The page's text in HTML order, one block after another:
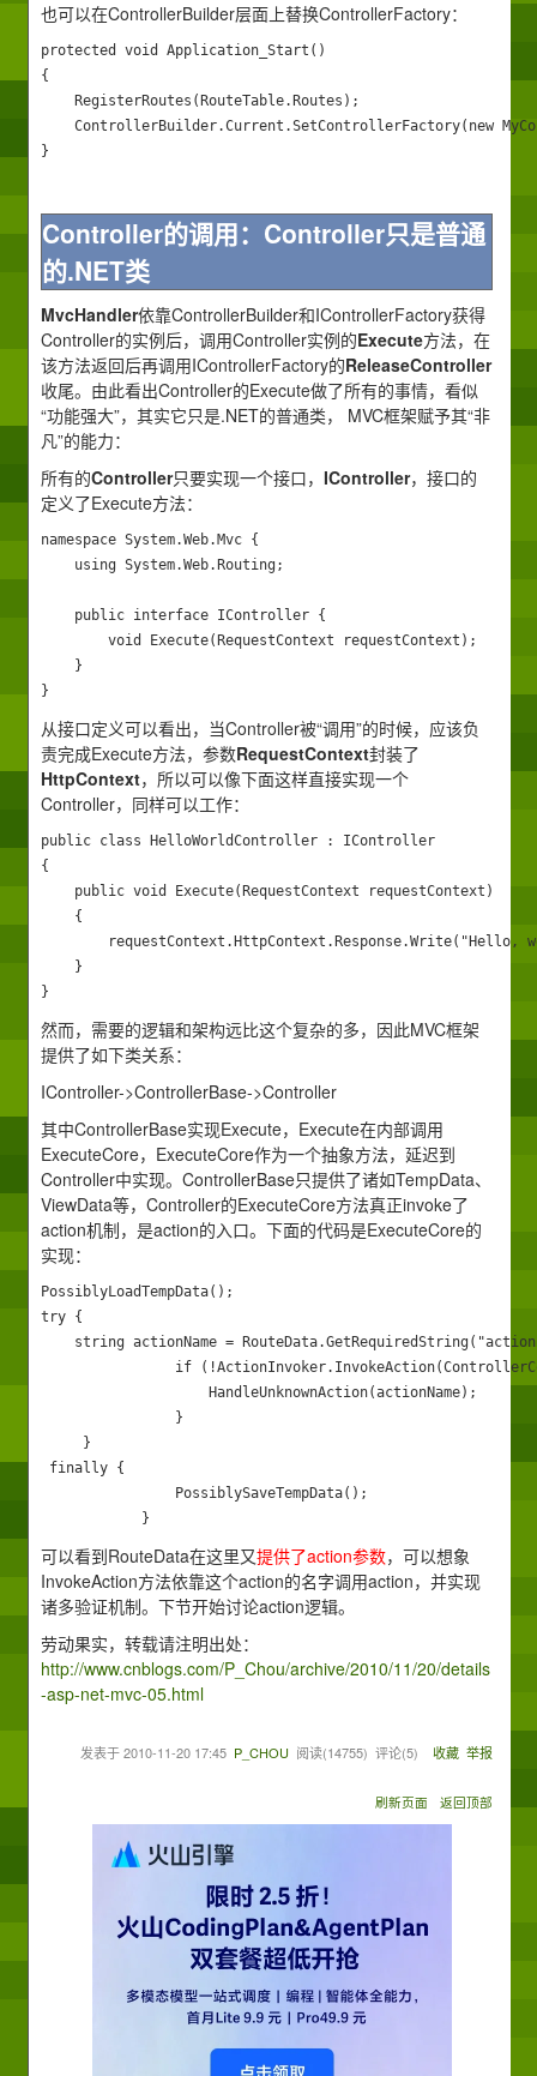
也可以在ControllerBuilder层面上替换ControllerFactory：
protected void Application_Start()
{
    RegisterRoutes(RouteTable.Routes);
ControllerBuilder.Current.SetControllerFactory(new
}
Controller的调用：Controller只是普通
的.NET类
MvcHandler依靠ControllerBuilder和IControllerFactory获得
Controller的实例后，调用Controller实例的Execute方法，在
该方法返回后再调用IControllerFactory的ReleaseController
收尾。由此看出Controller的Execute做了所有的事情，看似
“功能强大”，其实它只是.NET的普通类， MVC框架赋予其“非
凡”的能力：
所有的Controller只要实现一个接口， IController，接口的
定义了Execute方法：
namespace System.Web.Mvc {
    using System.Web.Routing;
    public interface IController {
        void Execute(RequestContext requestContext);
    }
}
从接口定义可以看出，当Controller被“调用”的时候，应该负
责完成Execute方法，参数RequestContext封装了
HttpContext，所以可以像下面这样直接实现一个
Controller，同样可以工作：
public class HelloWorldController : IController
{
    public void Execute(RequestContext requestContext)
    {
requestContext.HttpContext.Response.Write("Hello,
    }
}
然而，需要的逻辑和架构远比这个复杂的多，因此MVC框架
提供了如下类关系：
IController->ControllerBase->Controller
其中ControllerBase实现Execute，Execute在内部调用
ExecuteCore，ExecuteCore作为一个抽象方法，延迟到
Controller中实现。ControllerBase只提供了诸如TempData、
ViewData等，Controller的ExecuteCore方法真正invoke了
action机制，是action的入口。下面的代码是ExecuteCore的
实现：
PossiblyLoadTempData();
try {
if
                    HandleUnknownAction(actionName);
                }
     }
finally {
                PossiblySaveTempData();
            }
可以看到RouteData在这里又提供了action参数，可以想象
InvokeAction方法依靠这个action的名字调用action，并实现
诸多验证机制。下节开始讨论action逻辑。
劳动果实，转载请注明出处：
http://www.cnblogs.com/P_Chou/archive/2010/11/20/details
-asp-net-mvc-05.html
发表于2010-11-20 17:45 P_CHOU 阅读(14755) 评论(5) 收藏 举报
刷新页面 返回顶部